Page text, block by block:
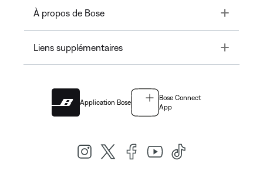
À propos de Bose Toggle
Liens supplémentaires Toggle
Application Bose
Bose Connect
App